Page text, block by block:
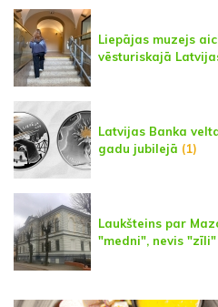
Liepājas muzejs
vēsturiskajā
Latvijas Banka
gadu jubilejā (1)
Laukšteins par
"medni", nevis "zīli"